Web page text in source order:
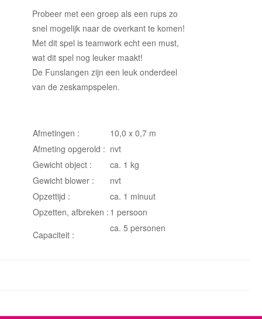
Probeer met een groep als een rups zo
snel mogelijk naar de overkant te komen!
Met dit spel is teamwork echt een must,
wat dit spel nog leuker maakt!
De Funslangen zijn een leuk onderdeel
van de zeskampspelen.
Afmetingen :
10,0 x 0,7 m
Afmeting opgerold : nvt
Gewicht object :
ca. 1 kg
Gewicht blower :
nvt
Opzettijd :
ca. 1 minuut
Opzetten, afbreken : 1 persoon
Capaciteit :
ca. 5 personen